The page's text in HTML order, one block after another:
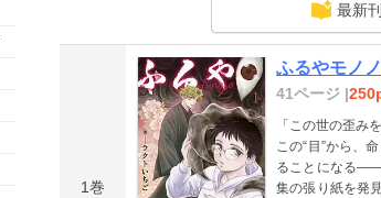
最新刊
1巻
ふるやモノ
41ページ |
「この世の歪み
この“目”から、
ることになる――
集の張り紙を発